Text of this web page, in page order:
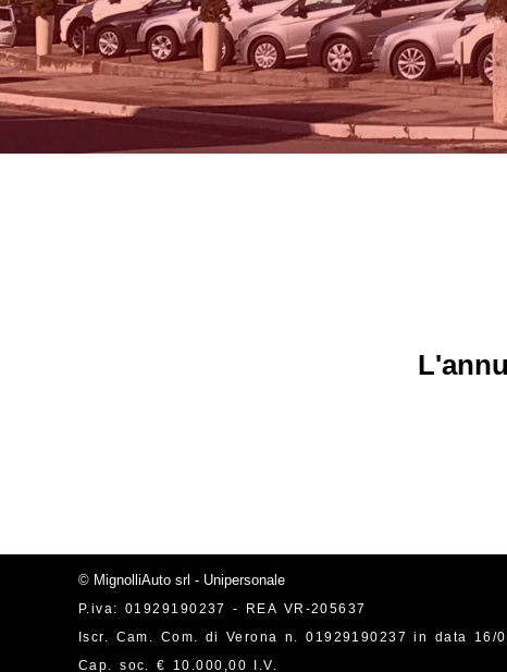
© MignolliAuto srl - Unipersonale
P.iva: 01929190237 - REA VR-205637
Iscr. Cam. Com. di Verona n. 01929190237 in data 16/
Cap. soc. € 10.000,00 I.V.